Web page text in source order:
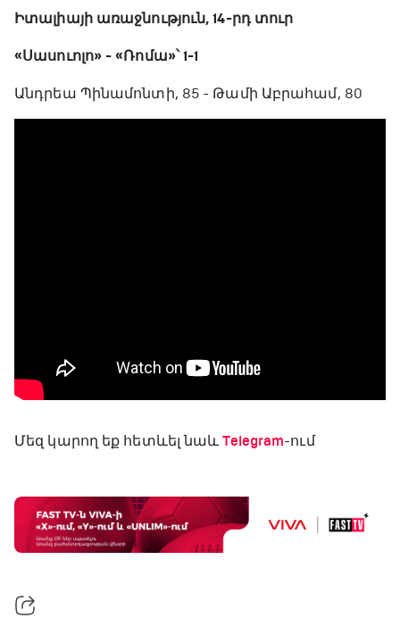
Իտալիայի առաջնություն, 14-րդ տուր
«Սասուոլո» - «Ռոմա»՝ 1-1
Անդրեա Պինամոնտի, 85 - Թամի Աբրահամ, 80
Մեզ կարող եք հետևել նաև Telegram-ում